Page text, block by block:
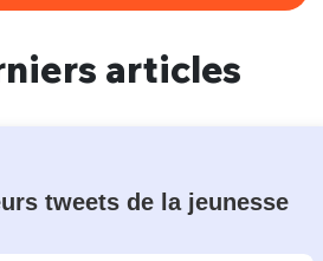
articles
tweets de la jeunesse